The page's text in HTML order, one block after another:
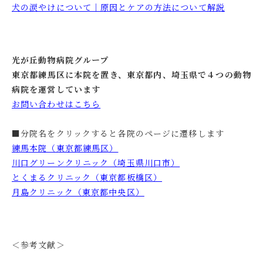
犬の涙やけについて｜原因とケアの方法について解説
光が丘動物病院グループ
東京都練馬区に本院を置き、東京都内、埼玉県で４つの動物
病院を運営しています
お問い合わせはこちら
■分院名をクリックすると各院のページに遷移します
練馬本院（東京都練馬区）
川口グリーンクリニック（埼玉県川口市）
とくまるクリニック（東京都板橋区）
月島クリニック（東京都中央区）
＜参考文献＞